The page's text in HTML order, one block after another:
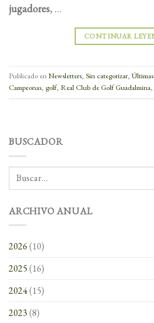
jugadores, …
CONTINUAR
Publicado enNewsletters, Sin categorizar,
Campeonas, golf, Real Club de Golf Guadalmina,
BUSCADOR
ARCHIVO ANUAL
2026(10)
2025(16)
2024(15)
2023(8)